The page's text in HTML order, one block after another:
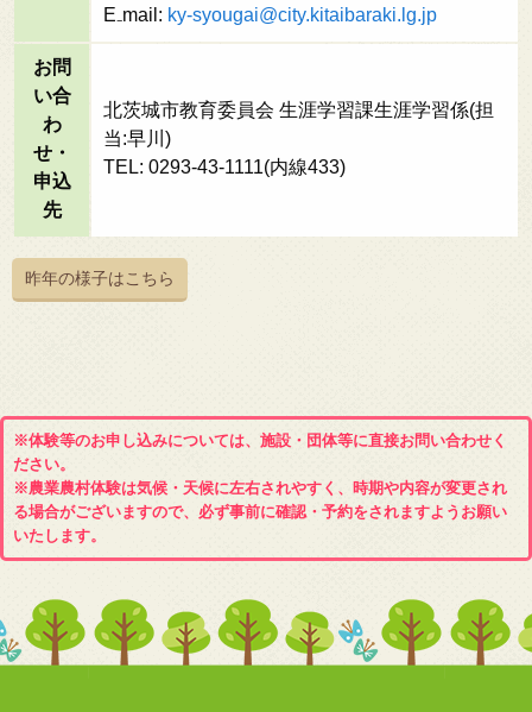
E₋mail: ky-syougai@city.kitaibaraki.lg.jp
お問
い合
わ
せ・
申込
先
北茨城市教育委員会 生涯学習課生涯学習係(担
当:早川)
TEL: 0293-43-1111(内線433)
昨年の様子はこちら
※体験等のお申し込みについては、施設・団体等に直接お問い合わせく
ださい。
※農業農村体験は気候・天候に左右されやすく、時期や内容が変更され
る場合がございますので、必ず事前に確認・予約をされますようお願い
いたします。